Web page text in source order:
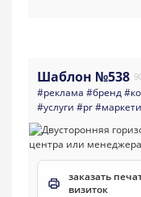
Шаблон №538
#реклама #бренд
#услуги #pr
заказать
визиток